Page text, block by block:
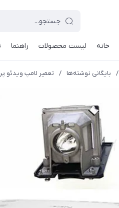
خانه لیست محصولات راهنما
/ بایگانی نوشته‌ها / تعمیر لامپ ویدئو